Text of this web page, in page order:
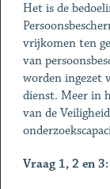
Het is de
vrijkomen ten
van
worden ingezet
dienst. Meer in
van de
Vraag 1, 2 en 3: